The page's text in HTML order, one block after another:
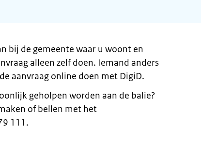
bij de gemeente waar u woont en
alleen zelf doen. Iemand anders
aanvraag online doen met DigiD.
geholpen worden aan de balie?
of bellen met het
111.